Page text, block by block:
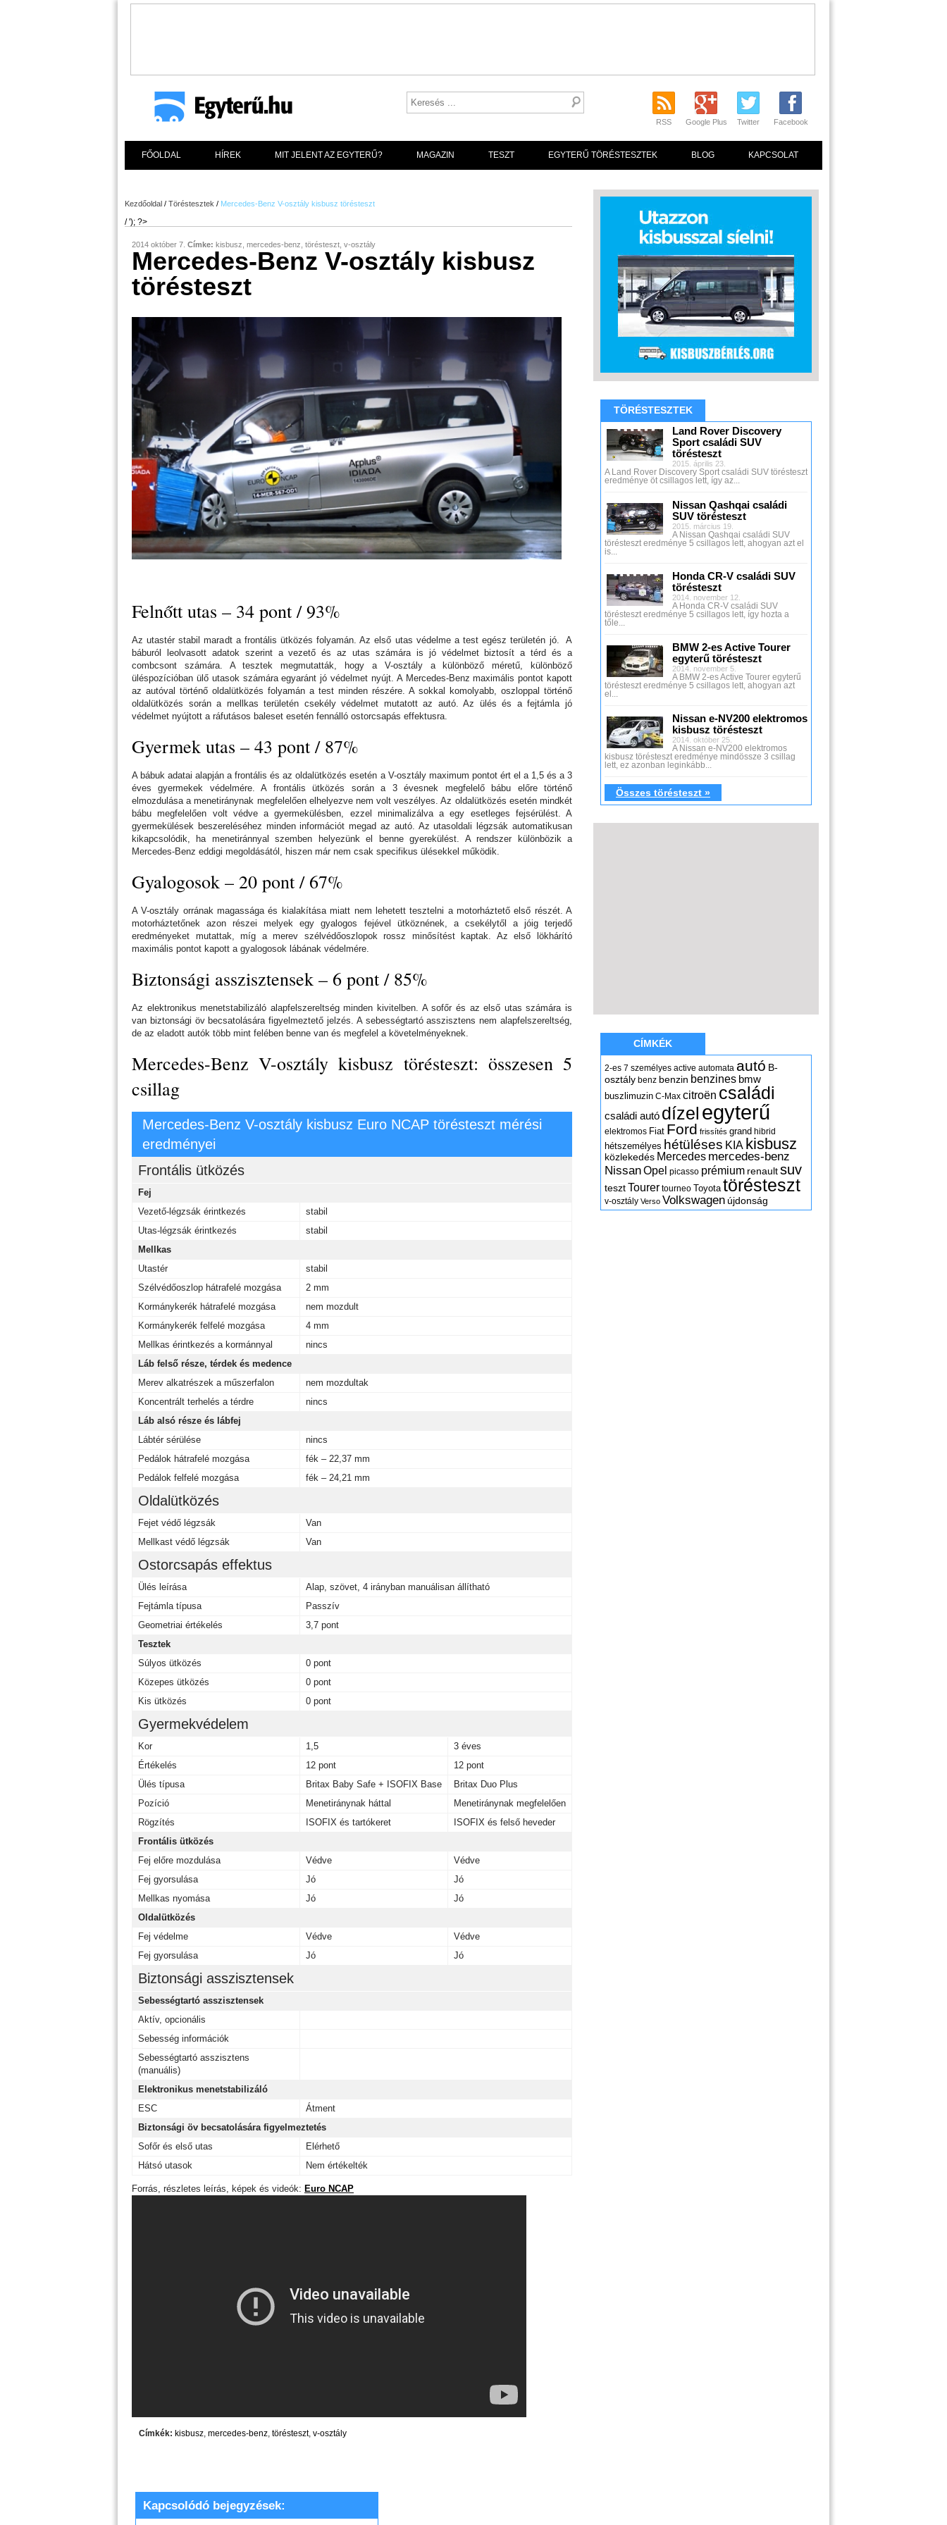
RSS Google Plus Twitter Facebook
FŐOLDAL HÍREK MIT JELENT AZ EGYTERŰ? MAGAZIN TESZT EGYTERŰ TÖRÉSTESZTEK BLOG KAPCSOLAT
Kezdőoldal / Töréstesztek / Mercedes-Benz V-osztály kisbusz törésteszt
/ '); ?>
2014 október 7. Címke: kisbusz mercedes-benz törésteszt v-osztály
Mercedes-Benz V-osztály kisbusz
törésteszt
Felnőtt utas – 34 pont / 93%
Az utastér stabil maradt a frontális ütközés folyamán. Az első utas védelme a test egész területén jó. A
báburól leolvasott adatok szerint a vezető és az utas számára is jó védelmet biztosít a térd és a
combcsont számára. A tesztek megmutatták, hogy a V-osztály a különböző méretű, különböző
üléspozícióban ülő utasok számára egyaránt jó védelmet nyújt. A Mercedes-Benz maximális pontot kapott
az autóval történő oldalütközés folyamán a test minden részére. A sokkal komolyabb, oszloppal történő
oldalütközés során a mellkas területén csekély védelmet mutatott az autó. Az ülés és a fejtámla jó
védelmet nyújtott a ráfutásos baleset esetén fennálló ostorcsapás effektusra.
Gyermek utas – 43 pont / 87%
A bábuk adatai alapján a frontális és az oldalütközés esetén a V-osztály maximum pontot ért el a 1,5 és a 3
éves gyermekek védelmére. A frontális ütközés során a 3 évesnek megfelelő bábu előre történő
elmozdulása a menetiránynak megfelelően elhelyezve nem volt veszélyes. Az oldalütközés esetén mindkét
bábu megfelelően volt védve a gyermekülésben, ezzel minimalizálva a egy esetleges fejsérülést. A
gyermekülések beszereléséhez minden információt megad az autó. Az utasoldali légzsák automatikusan
kikapcsolódik, ha menetiránnyal szemben helyezünk el benne gyerekülést. A rendszer különbözik a
Mercedes-Benz eddigi megoldásától, hiszen már nem csak specifikus ülésekkel működik.
Gyalogosok – 20 pont / 67%
A V-osztály orrának magassága és kialakítása miatt nem lehetett tesztelni a motorháztető első részét. A
motorháztetőnek azon részei melyek egy gyalogos fejével ütköznének, a csekélytől a jóig terjedő
eredményeket mutattak, míg a merev szélvédőoszlopok rossz minősítést kaptak. Az első lökhárító
maximális pontot kapott a gyalogosok lábának védelmére.
Biztonsági asszisztensek – 6 pont / 85%
Az elektronikus menetstabilizáló alapfelszereltség minden kivitelben. A sofőr és az első utas számára is
van biztonsági öv becsatolására figyelmeztető jelzés. A sebességtartó asszisztens nem alapfelszereltség,
de az eladott autók több mint felében benne van és megfelel a követelményeknek.
Mercedes-Benz V-osztály kisbusz törésteszt: összesen 5
csillag
Mercedes-Benz V-osztály kisbusz Euro NCAP törésteszt mérési
eredményei
Frontális ütközés
Fej
Vezető-légzsák érintkezés
stabil
Utas-légzsák érintkezés
stabil
Mellkas
Utastér
stabil
Szélvédőoszlop hátrafelé mozgása
2 mm
Kormánykerék hátrafelé mozgása
nem mozdult
Kormánykerék felfelé mozgása
4 mm
Mellkas érintkezés a kormánnyal
nincs
Láb felső része, térdek és medence
Merev alkatrészek a műszerfalon
nem mozdultak
Koncentrált terhelés a térdre
nincs
Láb alsó része és lábfej
Lábtér sérülése
nincs
Pedálok hátrafelé mozgása
fék – 22,37 mm
Pedálok felfelé mozgása
fék – 24,21 mm
Oldalütközés
Fejet védő légzsák
Van
Mellkast védő légzsák
Van
Ostorcsapás effektus
Ülés leírása
Alap, szövet, 4 irányban manuálisan állítható
Fejtámla típusa
Passzív
Geometriai értékelés
3,7 pont
Tesztek
Súlyos ütközés
0 pont
Közepes ütközés
0 pont
Kis ütközés
0 pont
Gyermekvédelem
Kor 1,5
3 éves
Értékelés
12 pont
12 pont
Ülés típusa
Britax Baby Safe + ISOFIX Base
Britax Duo Plus
Pozíció
Menetiránynak háttal
Menetiránynak megfelelően
Rögzítés
ISOFIX és tartókeret
ISOFIX és felső heveder
Frontális ütközés
Fej előre mozdulása
Védve
Védve
Fej gyorsulása
Jó
Jó
Mellkas nyomása
Jó
Jó
Oldalütközés
Fej védelme
Védve
Védve
Fej gyorsulása
Jó Jó
Biztonsági asszisztensek
Sebességtartó asszisztensek
Aktív, opcionális
Sebesség információk
Sebességtartó asszisztens
(manuális)
Elektronikus menetstabilizáló
ESC
Átment
Biztonsági öv becsatolására figyelmeztetés
Sofőr és első utas
Elérhető
Hátsó utasok
Nem értékelték
Forrás, részletes leírás, képek és videók: Euro NCAP
Címkék: kisbusz, mercedes-benz, törésteszt, v-osztály
Kapcsolódó bejegyzések:
TÖRÉSTESZTEK
Land Rover Discovery
Sport családi SUV
törésteszt
2015. április 23.
A Land Rover Discovery Sport családi SUV törésteszt
eredménye öt csillagos lett, így az...
Nissan Qashqai családi
SUV törésteszt
2015. március 19.
A Nissan Qashqai családi SUV
törésteszt eredménye 5 csillagos lett, ahogyan azt el
is...
Honda CR-V családi SUV
törésteszt
2014. november 12.
A Honda CR-V családi SUV
törésteszt eredménye 5 csillagos lett, így hozta a
tőle...
BMW 2-es Active Tourer
egyterű törésteszt
2014. november 5.
A BMW 2-es Active Tourer egyterű
törésteszt eredménye 5 csillagos lett, ahogyan azt
el...
Nissan e-NV200 elektromos
kisbusz törésteszt
2014. október 25.
A Nissan e-NV200 elektromos
kisbusz törésteszt eredménye mindössze 3 csillag
lett, ez azonban leginkább...
Összes törésteszt »
CÍMKÉK
2-es 7 személyes active automata autó B-
osztály benz benzin benzines bmw
buszlimuzin C-Max citroën családi
családi autó dízel egyterű
elektromos Fiat Ford frissítés grand hibrid
hétszemélyes hétüléses KIA kisbusz
közlekedés Mercedes mercedes-benz
NissanOpel picasso prémium renaultsuv
tesztTourer tourneo Toyota törésteszt
v-osztály Verso Volkswagen újdonság